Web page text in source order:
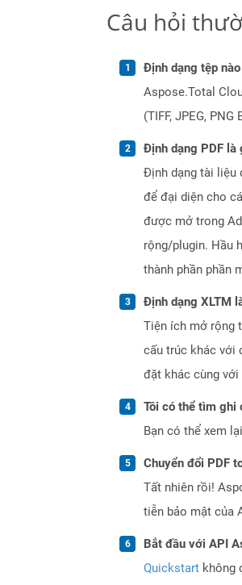
Câu hỏi
Định dạng tệp
Aspose.Total
(TIFF, JPEG,
Định dạng PDF là
Định dạng tài liệu
để đại diện cho
được mở trong
rộng/plugin. Hầu
thành phần phần
Định dạng XLTM
Tiện ích mở rộng
cấu trúc khác với
đặt khác cùng
Tôi có thể tìm ghi
Bạn có thể xem
Chuyển đổi PDF
Tất nhiên rồi!
tiễn bảo mật của
Bắt đầu với API
Quickstart không